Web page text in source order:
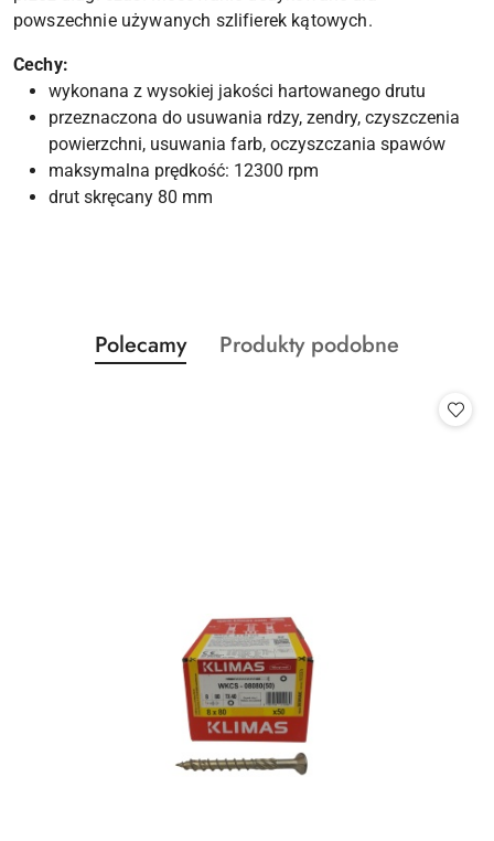
powszechnie używanych szlifierek kątowych.
Cechy:
wykonana z wysokiej jakości hartowanego drutu
przeznaczona do usuwania rdzy, zendry, czyszczenia
powierzchni, usuwania farb, oczyszczania spawów
maksymalna prędkość: 12300 rpm
drut skręcany 80 mm
Pomiń karuzelę produktów
Produkty
o
Polecamy
Produkty
Produkty podobne